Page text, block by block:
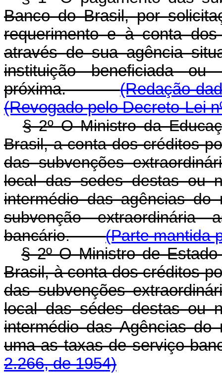
Banco do Brasil, por
requerimento e à conta
através de sua agência
instituição beneficiada
próxima.(Redação
(Revogado pelo Decreto-Lei
§ 2º O Ministro da
Brasil, a conta dos créditos
das subvenções
local das sedes destas ou
intermédio das agências do
subvenção
bancário.(Parte mantida
§ 2º O Ministro de
Brasil, à conta dos créditos
das subvenções
local das sédes destas ou
intermédio das Agências
uma as taxas de
2.266, de 1954)